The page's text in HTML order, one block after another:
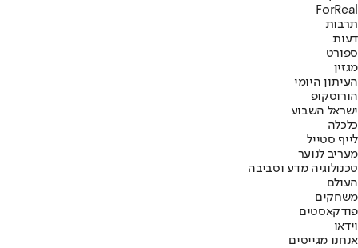
ForReal
תרבות
דעות
ספורט
מגזין
העיתון היומי
הורוסקופ
ישראל השבוע
כלכלה
לייף סטייל
מעריב לנוער
טכנולוגיה מדע וסביבה
העולם
משחקים
פודקאסטים
וידאו
אנחנו מגייסים